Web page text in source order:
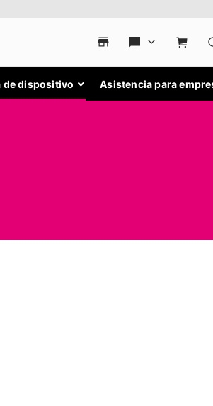
de dispositivo Asistencia para